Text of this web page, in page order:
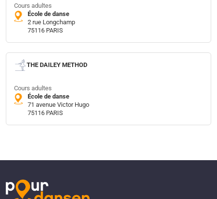
Cours adultes
École de danse
2 rue Longchamp
75116 PARIS
THE DAILEY METHOD
Cours adultes
École de danse
71 avenue Victor Hugo
75116 PARIS